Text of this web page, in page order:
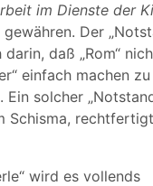
im Dienste der
gewähren. Der
daß „Rom“
einfach machen zu
Ein solcher
Schisma,
wird es vollends